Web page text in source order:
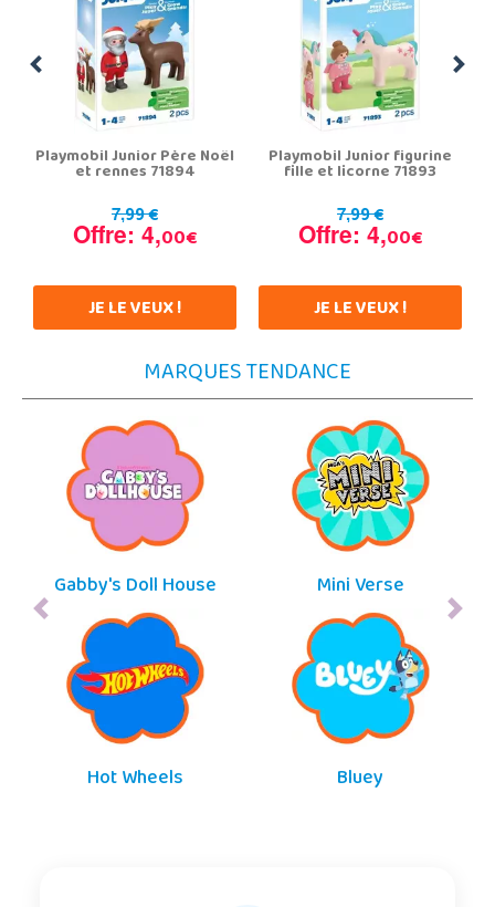
Playmobil Junior Père Noël
et rennes 71894
7,99 €
Offre: 4,00€
JE LE VEUX !
Playmobil Junior figurine
fille et licorne 71893
7,99 €
Offre: 4,00€
JE LE VEUX !
MARQUES TENDANCE
Gabby's Doll House Mini Verse
Hot Wheels Bluey